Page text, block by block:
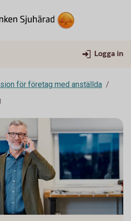
Logga in
för företag med anställda